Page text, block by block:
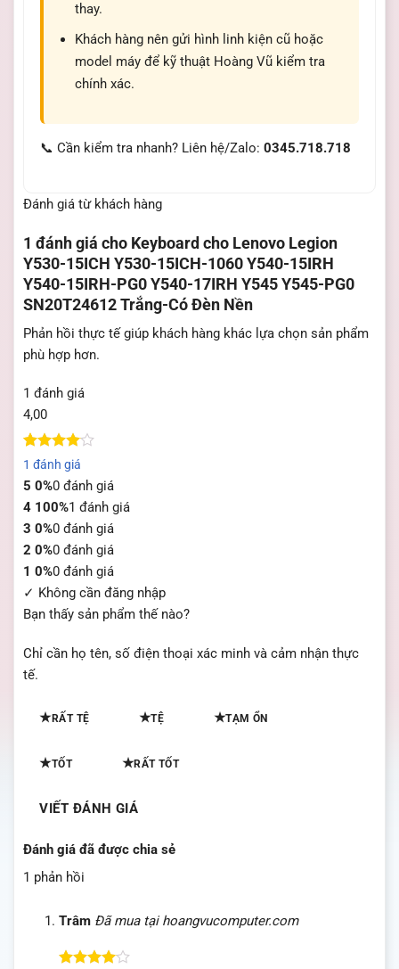
thay.
Khách hàng nên gửi hình linh kiện cũ hoặc
model máy để kỹ thuật Hoàng Vũ kiểm tra
chính xác.
📞 Cần kiểm tra nhanh? Liên hệ/Zalo: 0345.718.718
Đánh giá từ khách hàng
1 đánh giá cho Keyboard cho Lenovo Legion
Y530-15ICH Y530-15ICH-1060 Y540-15IRH
Y540-15IRH-PG0 Y540-17IRH Y545 Y545-PG0
SN20T24612 Trắng-Có Đèn Nền
Phản hồi thực tế giúp khách hàng khác lựa chọn sản phẩm
phù hợp hơn.
1 đánh giá
4,00
4 trên 5
dựa trên
1
đánh giá
1 đánh giá
5 0%0 đánh giá
4 100%1 đánh giá
3 0%0 đánh giá
2 0%0 đánh giá
1 0%0 đánh giá
✓ Không cần đăng nhập
Bạn thấy sản phẩm thế nào?
Chỉ cần họ tên, số điện thoại xác minh và cảm nhận thực
tế.
★RẤT TỆ ★TỆ ★TẠM ỔN
★TỐT ★RẤT TỐT
VIẾT ĐÁNH GIÁ
Đánh giá đã được chia sẻ
1 phản hồi
Trâm Đã mua tại hoangvucomputer.com